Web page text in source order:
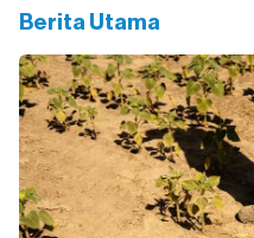
Berita Utama